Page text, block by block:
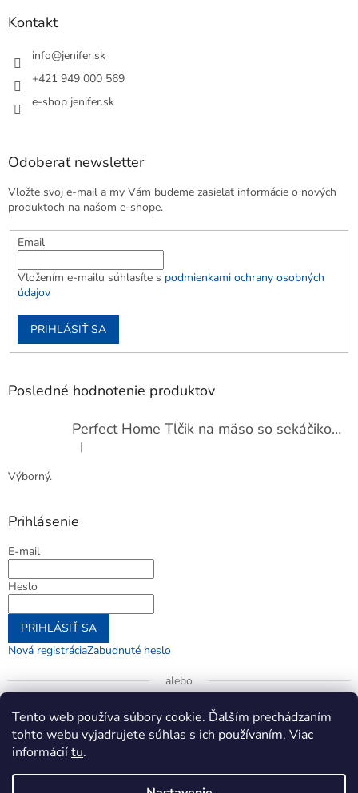
Tento web používa súbory cookie. Ďalším prechádzaním
tohto webu vyjadrujete súhlas s ich používaním. Viac
informáciítu.
Kontakt
info@jenifer.sk
+421 949 000 569
e-shop jenifer.sk
Odoberať newsletter
Vložte svoj e-mail a my Vám budeme zasielať informácie o nových
produktoch na našom e-shope.
Email
Vložením e-mailu súhlasíte s podmienkami ochrany osobných
údajov
PRIHLÁSIŤ SA
Posledné hodnotenie produktov
Perfect Home Tĺčik na mäso so sekáčikom, 56893
Hodnotenie produktu je 5 z 5 hviezdičiek.
|
Výborný.
Prihlásenie
E-mail
Heslo
PRIHLÁSIŤ SA
Nová registráciaZabudnuté heslo
alebo
Prihlásiť sa cez Google